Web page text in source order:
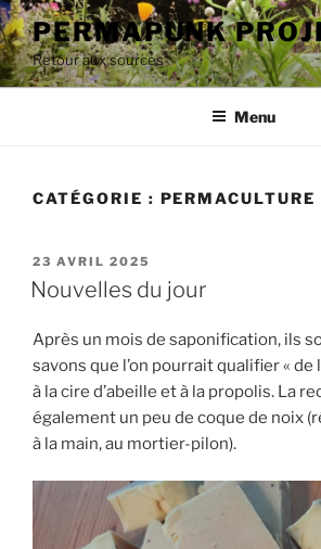
Aller
au
contenu
principal
PERMAPUNK
Retour aux sources
Menu
CATÉGORIE : PERMACULTURE
PUBLIÉ
LE
23 AVRIL 2025
Nouvelles du jour
Après un mois de saponification, ils
savons que l’on pourrait qualifier « de
à la cire d’abeille et à la propolis. La
également un peu de coque de noix
à la main, au mortier-pilon).